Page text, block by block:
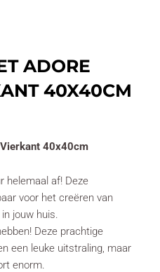
ADORE
40X40CM
40x40cm
helemaal af! Deze
voor het creëren van
jouw huis.
Deze prachtige
een leuke uitstraling, maar
enorm.